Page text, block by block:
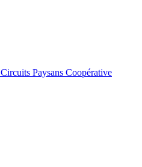
Circuits Paysans Coopérative